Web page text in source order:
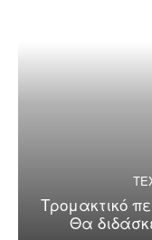
Τρομακτικό
Θα